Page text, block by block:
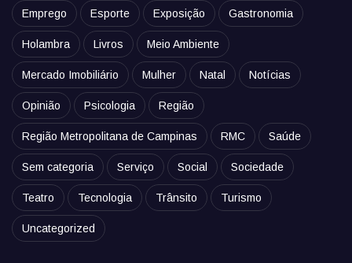
Emprego Esporte Exposição Gastronomia
Holambra Livros Meio Ambiente
Mercado Imobiliário Mulher Natal Notícias
Opinião Psicologia Região
Região Metropolitana de Campinas RMC Saúde
Sem categoria Serviço Social Sociedade
Teatro Tecnologia Trânsito Turismo
Uncategorized